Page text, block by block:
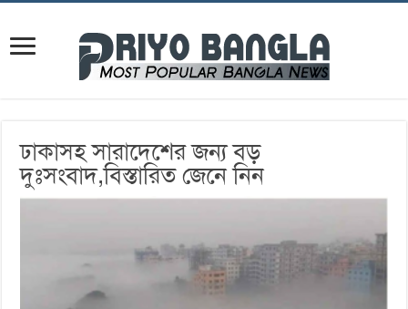
ঢাকাসহ সারাদেশের জন্য বড়
দুঃসংবাদ,বিস্তারিত জেনে নিন